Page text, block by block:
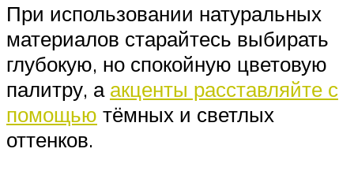
При использовании натуральных
материалов старайтесь выбирать
глубокую, но спокойную цветовую
палитру, а акценты расставляйте с
помощью тёмных и светлых
оттенков.